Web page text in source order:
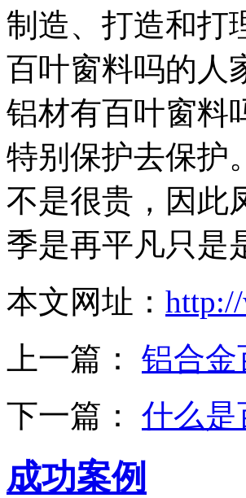
制造、打造和打
百叶窗料吗的人
铝材有百叶窗料
特别保护去保护
不是很贵，因此
季是再平凡只是
本文网址：
上一篇： 铝合金
下一篇： 什么是
成功案例